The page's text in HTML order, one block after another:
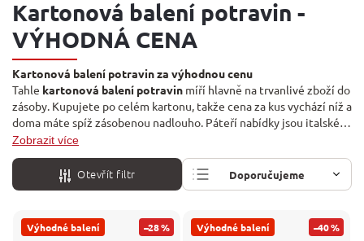
Kartonová balení potravin -
VÝHODNÁ CENA
Kartonová balení potravin za výhodnou cenu
Tahle kartonová balení potravin míří hlavně na trvanlivé zboží do
zásoby. Kupujete po celém kartonu, takže cena za kus vychází níž a
doma máte spíž zásobenou nadlouho. Páteří nabídky jsou italské
těstovinyBarilla
z Německa a Itálie. Skvělé pro velké rodiny i provozovny.
Zobrazit více
Doporučujeme
Otevřít filtr
Výhodné balení –28 % Výhodné balení –40 %